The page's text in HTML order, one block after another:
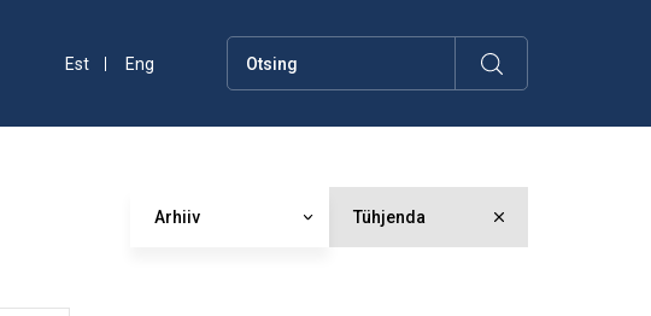
Est Eng
Arhiiv Tühjenda